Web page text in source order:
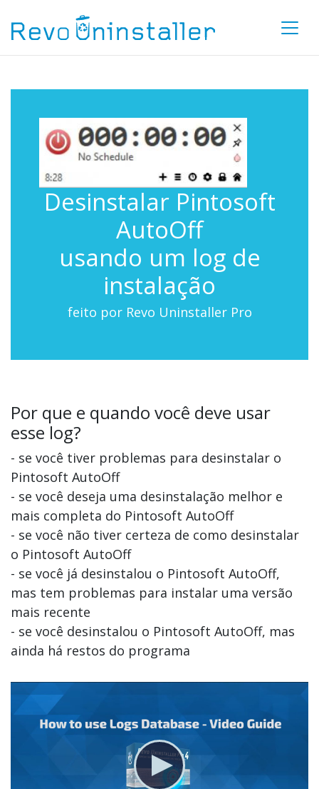
Desinstalar Pintosoft
AutoOff
usando um log de
instalação
feito por Revo Uninstaller Pro
Por que e quando você deve usar
esse log?
- se você tiver problemas para desinstalar o
Pintosoft AutoOff
- se você deseja uma desinstalação melhor e
mais completa do Pintosoft AutoOff
- se você não tiver certeza de como desinstalar
o Pintosoft AutoOff
- se você já desinstalou o Pintosoft AutoOff,
mas tem problemas para instalar uma versão
mais recente
- se você desinstalou o Pintosoft AutoOff, mas
ainda há restos do programa